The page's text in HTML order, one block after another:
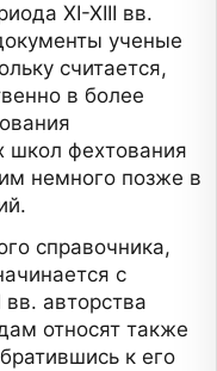
XI-XIII вв.
ученые
считается,
в более
школ фехтования
немного позже в
справочника,
с
авторства
относят также
к его